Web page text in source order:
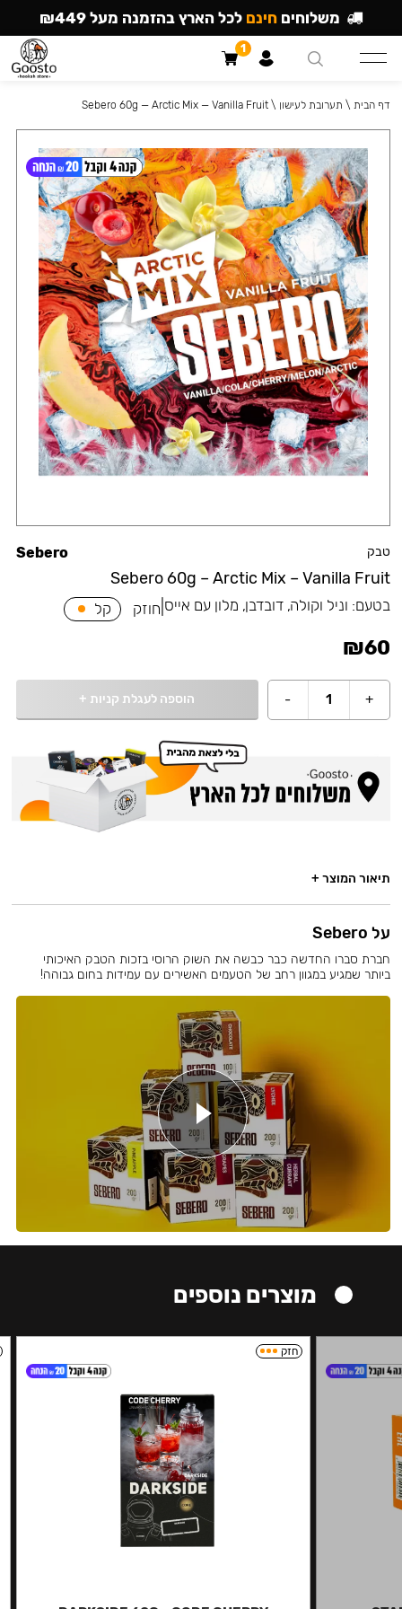
טבק
Sebero 60g – Arctic Mix – Vanilla Fruit
Sebero
בטעם: וניל וקולה, דובדבן, מלון עם אייס חוזק קל
₪60
+
1
- הוספה לעגלת קניות +
דף הבית \ תערובת לעישון \
Sebero 60g — Arctic Mix — Vanilla Fruit
תיאור המוצר +
על Sebero
חברת סברו החדשה כבר כבשה את השוק הרוסי בזכות הטבק האיכותי
ביותר שמגיע במגוון רחב של הטעמים האשירים עם עמידות בחום גבוהה!
מוצרים נוספים
חזק
משלוחים חינם לכל הארץ בהזמנה מעל ₪449
1